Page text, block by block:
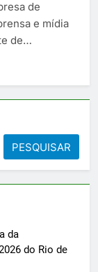
de
e mídia
de…
PESQUISAR
da
do Rio de